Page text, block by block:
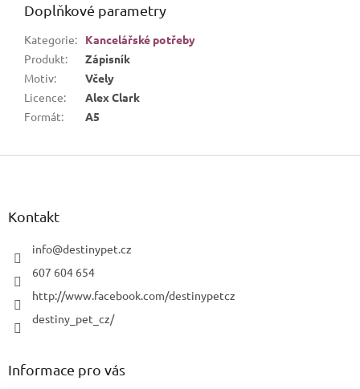
Doplňkové parametry
Kategorie:
Kancelářské potřeby
Produkt:
Zápisník
Motiv:
Včely
Licence:
Alex Clark
Formát: A5
Z
Kontakt
info@destinypet.cz
607 604 654
http://www.facebook.com/destinypetcz
destiny_pet_cz/
Informace pro vás